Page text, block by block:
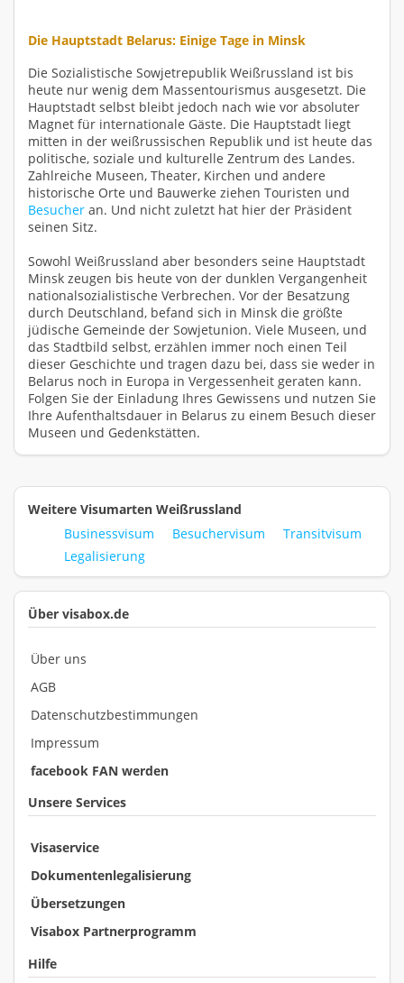
Die Hauptstadt Belarus: Einige Tage in Minsk
Die Sozialistische Sowjetrepublik Weißrussland ist bis
heute nur wenig dem Massentourismus ausgesetzt. Die
Hauptstadt selbst bleibt jedoch nach wie vor absoluter
Magnet für internationale Gäste. Die Hauptstadt liegt
mitten in der weißrussischen Republik und ist heute das
politische, soziale und kulturelle Zentrum des Landes.
Zahlreiche Museen, Theater, Kirchen und andere
historische Orte und Bauwerke ziehen Touristen und
Besucher an. Und nicht zuletzt hat hier der Präsident
seinen Sitz.
Sowohl Weißrussland aber besonders seine Hauptstadt
Minsk zeugen bis heute von der dunklen Vergangenheit
nationalsozialistische Verbrechen. Vor der Besatzung
durch Deutschland, befand sich in Minsk die größte
jüdische Gemeinde der Sowjetunion. Viele Museen, und
das Stadtbild selbst, erzählen immer noch einen Teil
dieser Geschichte und tragen dazu bei, dass sie weder in
Belarus noch in Europa in Vergessenheit geraten kann.
Folgen Sie der Einladung Ihres Gewissens und nutzen Sie
Ihre Aufenthaltsdauer in Belarus zu einem Besuch dieser
Museen und Gedenkstätten.
Weitere Visumarten Weißrussland
Businessvisum
Besuchervisum
Transitvisum
Legalisierung
Über visabox.de
Über uns
AGB
Datenschutzbestimmungen
Impressum
facebook FAN werden
Unsere Services
Visaservice
Dokumentenlegalisierung
Übersetzungen
Visabox Partnerprogramm
Hilfe